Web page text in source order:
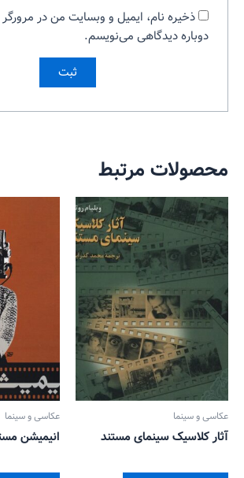
ذخیره نام، ایمیل و وبسایت من در مرورگر
دوباره دیدگاهی می‌نویسم.
محصولات مرتبط
عکاسی و سینما
آثار کلاسیک سینمای مستند
عکاسی و سینما
انیمیشن